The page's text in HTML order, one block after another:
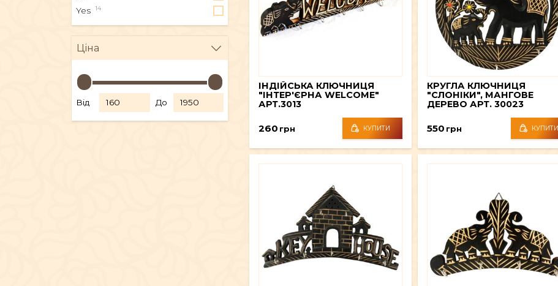
Yes 14
Ціна
Від До
ІНДІЙСЬКА КЛЮЧНИЦЯ
"ІНТЕР'ЄРНА WELCOME"
АРТ.3013
260 грн КУПИТИ
КРУГЛА КЛЮЧНИЦЯ
"СЛОНІКИ", МАНГОВЕ
ДЕРЕВО АРТ. 30023
550 грн КУПИТИ